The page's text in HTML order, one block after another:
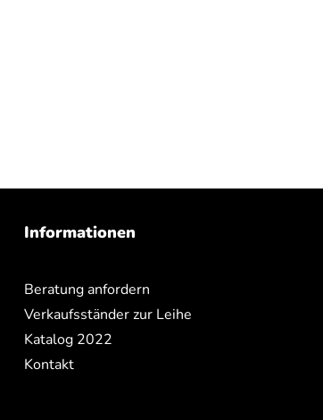
Informationen
Beratung anfordern
Verkaufsständer zur Leihe
Katalog 2022
Kontakt